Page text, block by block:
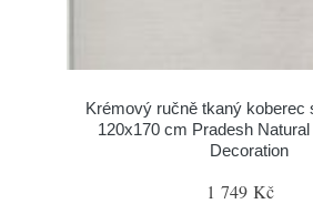
Krémový ručně tkaný koberec
120x170 cm Pradesh
Decoration
1 749 Kč